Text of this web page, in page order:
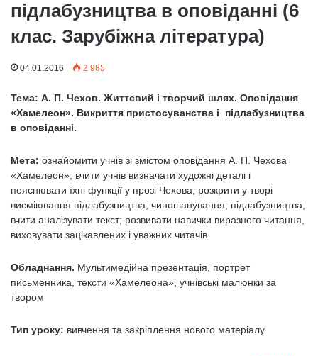
підлабузництва в оповіданні (6
клас. Зарубіжна література)
04.01.2016 2 985
Тема: А. П. Чехов. Життєвий і творчий шлях. Оповідання
«Хамелеон». Викриття пристосуванства і підлабузництва
в оповіданні.
Мета: ознайомити учнів зі змістом оповідання А. П. Чехова
«Хамелеон», вчити учнів визначати художні деталі і
пояснювати їхні функції у прозі Чехова, розкрити у творі
висміювання підлабузництва, чиношанування, підлабузництва,
вчити аналізувати текст; розвивати навички виразного читання,
виховувати зацікавлених і уважних читачів.
Обладнання. Мультимедійна презентація, портрет
письменника, тексти «Хамелеона», учнівські малюнки за
твором
Тип уроку: вивчення та закріплення нового матеріалу